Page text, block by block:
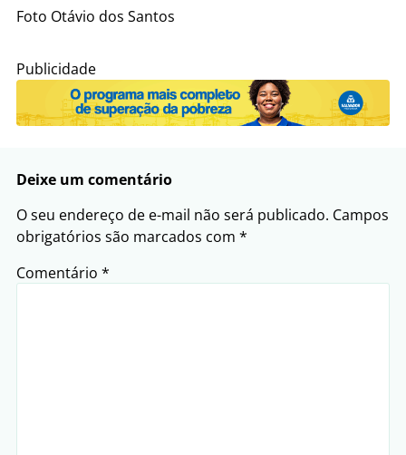
Foto Otávio dos Santos
Publicidade
Deixe um comentário
O seu endereço de e-mail não será publicado. Campos
obrigatórios são marcados com *
Comentário *